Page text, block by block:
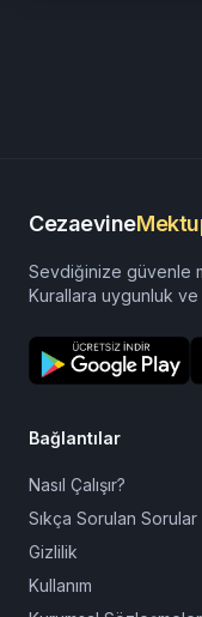
Cezaevine
Sevdiğinize güvenle
Kurallara uygunluk
Bağlantılar
Nasıl Çalışır?
Sıkça Sorulan Sorular
Gizlilik
Kullanım